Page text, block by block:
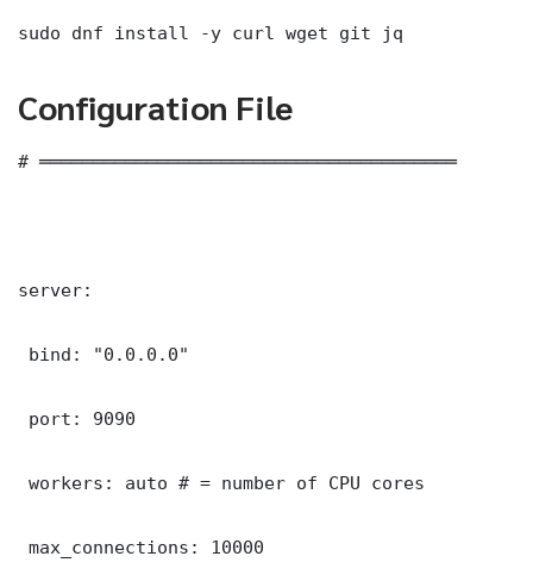
sudo dnf install -y curl wget git jq
Configuration File
# ═══════════════════════════════════════
server:
bind: "0.0.0.0"
port: 9090
workers: auto # = number of CPU cores
max_connections: 10000